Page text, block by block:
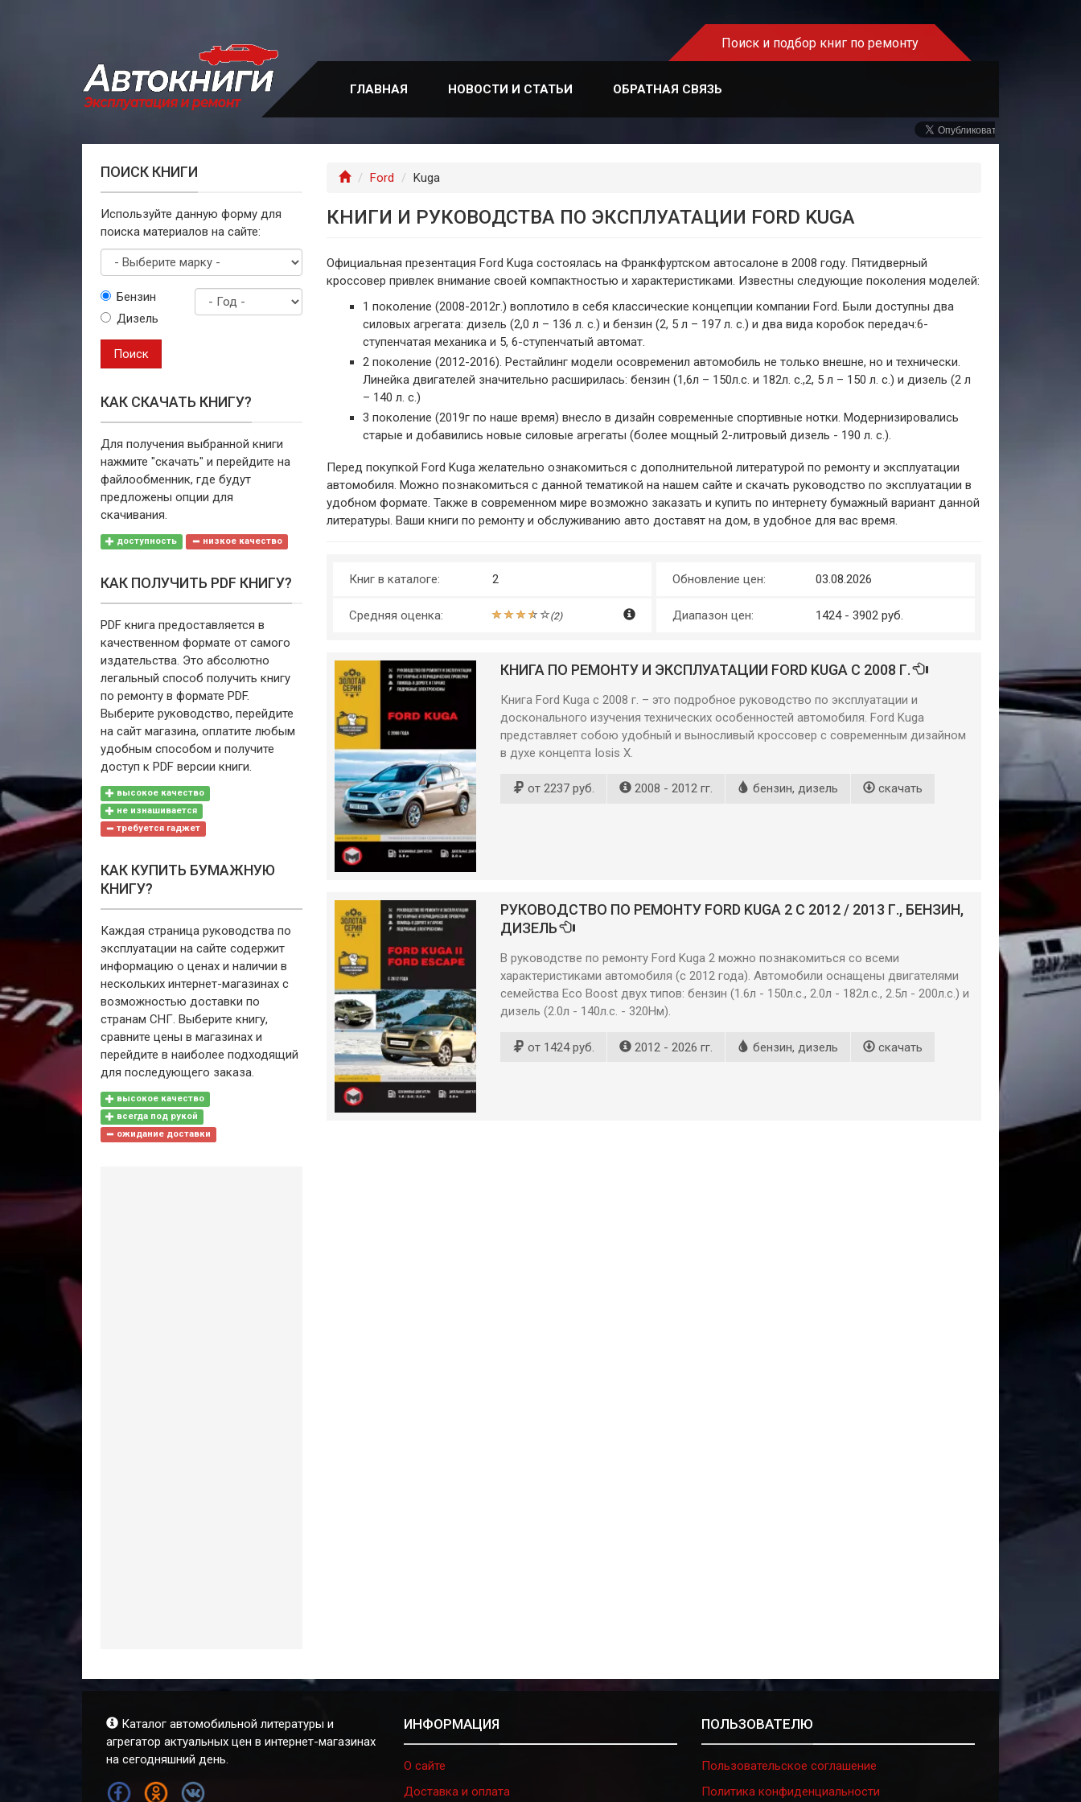
Поиск и подбор книг по ремонту
ГЛАВНАЯ НОВОСТИ И СТАТЬИ ОБРАТНАЯ СВЯЗЬ
Главная
Ford Kuga
КНИГИ И РУКОВОДСТВА ПО ЭКСПЛУАТАЦИИ FORD KUGA
Официальная презентация Ford Kuga состоялась на Франкфуртском автосалоне в 2008 году. Пятидверный
кроссовер привлек внимание своей компактностью и характеристиками. Известны следующие поколения моделей:
1 поколение (2008-2012г.) воплотило в себя классические концепции компании Ford. Были доступны два
силовых агрегата: дизель (2,0 л – 136 л. с.) и бензин (2, 5 л – 197 л. с.) и два вида коробок передач:6-
ступенчатая механика и 5, 6-ступенчатый автомат.
2 поколение (2012-2016). Рестайлинг модели осовременил автомобиль не только внешне, но и технически.
Линейка двигателей значительно расширилась: бензин (1,6л – 150л.с. и 182л. с.,2, 5 л – 150 л. с.) и дизель (2 л
– 140 л. с.)
3 поколение (2019г по наше время) внесло в дизайн современные спортивные нотки. Модернизировались
старые и добавились новые силовые агрегаты (более мощный 2-литровый дизель - 190 л. с.).
Перед покупкой Ford Kuga желательно ознакомиться с дополнительной литературой по ремонту и эксплуатации
автомобиля. Можно познакомиться с данной тематикой на нашем сайте и скачать руководство по эксплуатации в
удобном формате. Также в современном мире возможно заказать и купить по интернету бумажный вариант данной
литературы. Ваши книги по ремонту и обслуживанию авто доставят на дом, в удобное для вас время.
Книг в каталоге: 2 Обновление цен: 03.08.2026
Средняя оценка: (2) Диапазон цен: 1424 - 3902 руб.
КНИГА ПО РЕМОНТУ И ЭКСПЛУАТАЦИИ FORD KUGA С 2008 Г.
Книга Ford Kuga с 2008 г. – это подробное руководство по эксплуатации и
досконального изучения технических особенностей автомобиля. Ford Kuga
представляет собою удобный и выносливый кроссовер с современным дизайном
в духе концепта Iosis X.
от 2237 руб. 2008 - 2012 гг. бензин, дизель скачать
РУКОВОДСТВО ПО РЕМОНТУ FORD KUGA 2 С 2012 / 2013 Г., БЕНЗИН,
ДИЗЕЛЬ
В руководстве по ремонту Ford Kuga 2 можно познакомиться со всеми
характеристиками автомобиля (с 2012 года). Автомобили оснащены двигателями
семейства Eco Boost двух типов: бензин (1.6л - 150л.с., 2.0л - 182л.с., 2.5л - 200л.с.) и
дизель (2.0л - 140л.с. - 320Нм).
от 1424 руб. 2012 - 2026 гг. бензин, дизель скачать
ПОИСК КНИГИ
Используйте данную форму для
поиска материалов на сайте:
маркуБензин
Дизель
Поиск
КАК СКАЧАТЬ КНИГУ?
Для получения выбранной книги
нажмите "скачать" и перейдите на
файлообменник, где будут
предложены опции для
скачивания.
доступность низкое качество
КАК ПОЛУЧИТЬ PDF КНИГУ?
PDF книга предоставляется в
качественном формате от самого
издательства. Это абсолютно
легальный способ получить книгу
по ремонту в формате PDF.
Выберите руководство, перейдите
на сайт магазина, оплатите любым
удобным способом и получите
доступ к PDF версии книги.
высокое качество
не изнашивается
требуется гаджет
КАК КУПИТЬ БУМАЖНУЮ
КНИГУ?
Каждая страница руководства по
эксплуатации на сайте содержит
информацию о ценах и наличии в
нескольких интернет-магазинах с
возможностью доставки по
странам СНГ. Выберите книгу,
сравните цены в магазинах и
перейдите в наиболее подходящий
для последующего заказа.
высокое качество
всегда под рукой
ожидание доставки
Каталог автомобильной литературы и
агрегатор актуальных цен в интернет-магазинах
на сегодняшний день.
FB OK VK
ИНФОРМАЦИЯ
О сайте
Доставка и оплата
ПОЛЬЗОВАТЕЛЮ
Пользовательское соглашение
Политика конфиденциальности